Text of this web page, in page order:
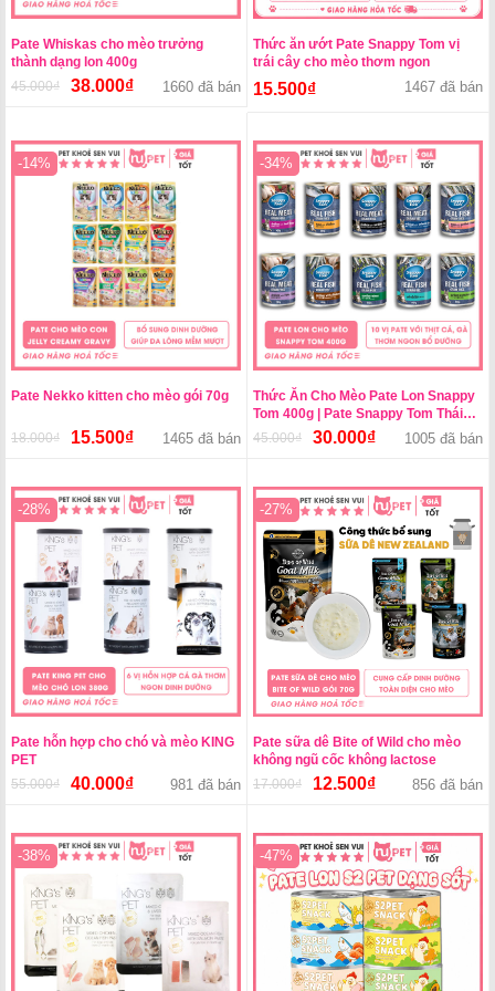
Pate Whiskas cho mèo trưởng
thành dạng lon 400g
45.000₫
Giá
45.000₫.
38.000₫Giá
là:
38.000₫.
1660 đã bán
Thức ăn ướt Pate Snappy Tom vị
trái cây cho mèo thơm ngon
15.500₫ 1467 đã bán
-14%
Pate Nekko kitten cho mèo gói 70g
18.000₫
Giá
là:
18.000₫.
15.500₫Giá
tại
là:
15.500₫.
1465 đã bán
-34%
Thức Ăn Cho Mèo Pate Lon Snappy
Tom 400g | Pate Snappy Tom Thái
Lan
45.000₫
Giá
là:
45.000₫.
30.000₫Giá
tại
là:
30.000₫.
1005 đã bán
-28%
Pate hỗn hợp cho chó và mèo KING
PET
55.000₫
Giá
là:
55.000₫.
40.000₫Giá
tại
là:
40.000₫.
981 đã bán
-27%
Pate sữa dê Bite of Wild cho mèo
không ngũ cốc không lactose
17.000₫
Giá
là:
17.000₫.
12.500₫Giá
tại
là:
12.500₫.
856 đã bán
-38% -47%